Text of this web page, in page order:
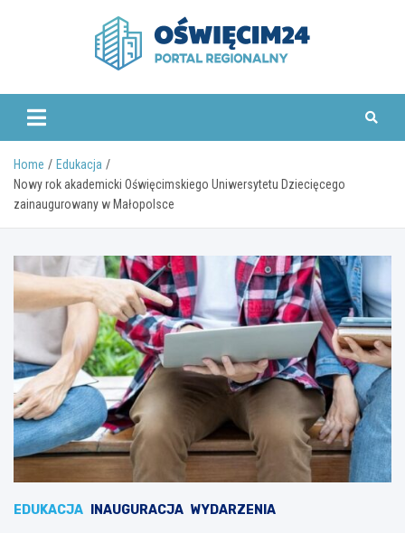
www.oswiecim24.pl
Home
Edukacja
Nowy rok akademicki Oświęcimskiego Uniwersytetu Dziecięcego
zainaugurowany w Małopolsce
EDUKACJA INAUGURACJA WYDARZENIA